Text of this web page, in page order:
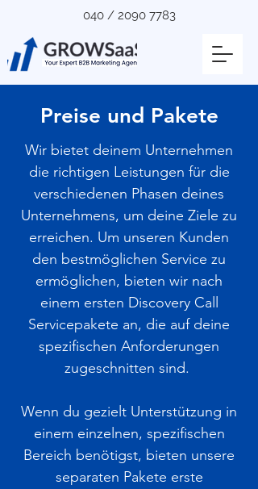
040 / 2090 7783
Preise und Pakete
Wir bietet deinem Unternehmen
die richtigen Leistungen für die
verschiedenen Phasen deines
Unternehmens, um deine Ziele zu
erreichen. Um unseren Kunden
den bestmöglichen Service zu
ermöglichen, bieten wir nach
einem ersten Discovery Call
Servicepakete an, die auf deine
spezifischen Anforderungen
zugeschnitten sind.
Wenn du gezielt Unterstützung in
einem einzelnen, spezifischen
Bereich benötigst, bieten unsere
separaten Pakete erste